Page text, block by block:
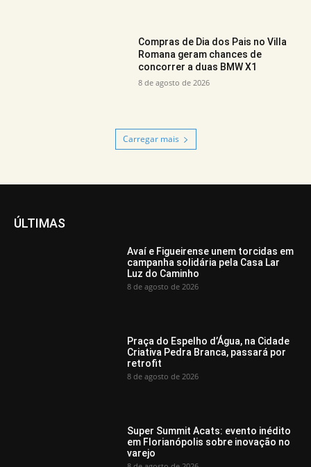
Compras de Dia dos Pais no Villa
Romana geram chances de
concorrer a duas BMW X1
8 de agosto de 2026
Carregar mais
ÚLTIMAS
Avaí e Figueirense unem torcidas em
campanha solidária pela Casa Lar
Luz do Caminho
8 de agosto de 2026
Praça do Espelho d’Água, na Cidade
Criativa Pedra Branca, passará por
retrofit
8 de agosto de 2026
Super Summit Acats: evento inédito
em Florianópolis sobre inovação no
varejo